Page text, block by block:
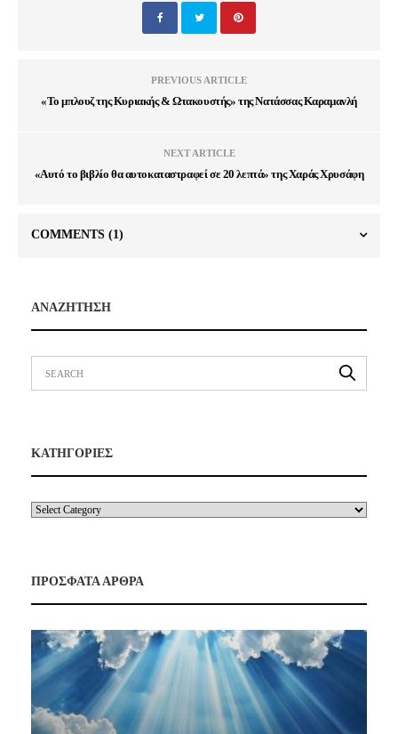
PREVIOUS ARTICLE
«Το μπλουζ της Κυριακής & Ωτακουστής» της Νατάσσας Καραμανλή
NEXT ARTICLE
«Αυτό το βιβλίο θα αυτοκαταστραφεί σε 20 λεπτά» της Χαράς Χρυσάφη
COMMENTS (1)
ΑΝΑΖΗΤΗΣΗ
ΚΑΤΗΓΟΡΙΕΣ
ΠΡΟΣΦΑΤΑ ΑΡΘΡΑ